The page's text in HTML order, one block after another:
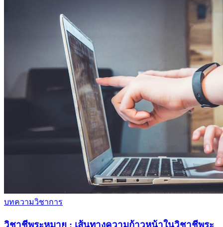
บทความวิชาการ
วิชาชีพระหมาย : เส้นทางความก้าวหน้าในวิชาชีพระ